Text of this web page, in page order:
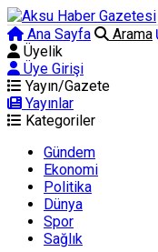
Ana Sayfa Arama
Üyelik
Üye Girişi
Yayın/Gazete
Yayınlar
Kategoriler
Gündem
Ekonomi
Politika
Dünya
Spor
Sağlık